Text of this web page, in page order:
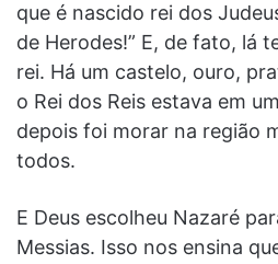
que é nascido rei dos
de Herodes!” E, de fato, lá
rei. Há um castelo, ouro,
o Rei dos Reis estava em
depois foi morar na região
todos.
E Deus escolheu Nazaré
Messias. Isso nos ensina